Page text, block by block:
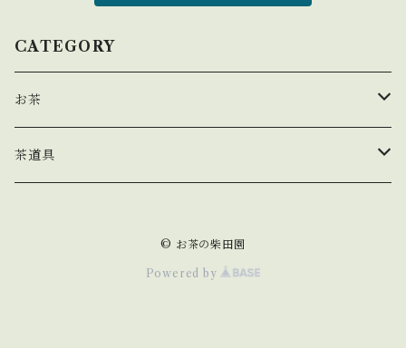
CATEGORY
お茶
玉露
茶道具
© お茶の柴田園
Powered by